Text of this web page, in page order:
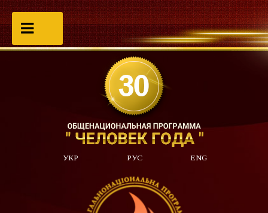
УКР РУС ENG